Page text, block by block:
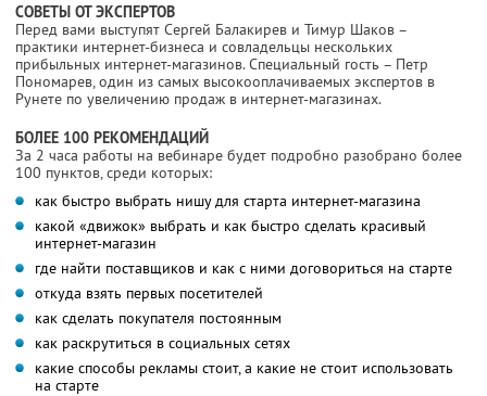
СОВЕТЫ ОТ ЭКСПЕРТОВ
Перед вами выступят Сергей Балакирев и Тимур Шаков –
практики интернет-бизнеса и совладельцы нескольких
прибыльных интернет-магазинов. Специальный гость – Петр
Пономарев, один из самых высокооплачиваемых экспертов в
Рунете по увеличению продаж в интернет-магазинах.
БОЛЕЕ 100 РЕКОМЕНДАЦИЙ
За 2 часа работы на вебинаре будет подробно разобрано более
100 пунктов, среди которых:
как быстро выбрать нишу для старта интернет-магазина
какой «движок» выбрать и как быстро сделать красивый
интернет-магазин
где найти поставщиков и как с ними договориться на старте
откуда взять первых посетителей
как сделать покупателя постоянным
как раскрутиться в социальных сетях
какие способы рекламы стоит, а какие не стоит использовать
на старте